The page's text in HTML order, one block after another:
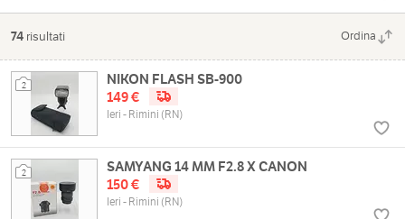
74 risultati Ordina
2
NIKON FLASH SB-900
149 €
Ieri - Rimini (RN)
2
SAMYANG 14 MM F2.8 X CANON
150 €
Ieri - Rimini (RN)